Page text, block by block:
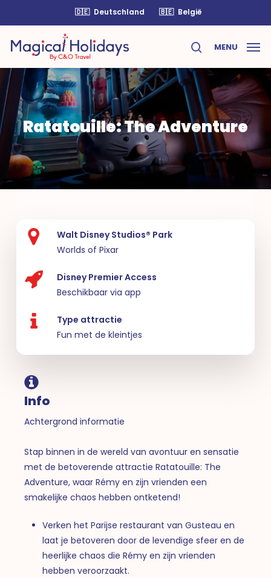
main
content
🇩🇪 Deutschland 🇧🇪 België
search
MENU
Ratatouille: The Adventure
Walt Disney Studios® Park
Worlds of Pixar
Disney Premier Access
Beschikbaar via app
Type attractie
Fun met de kleintjes
Info
Achtergrond informatie
Stap binnen in de wereld van avontuur en sensatie
met de betoverende attractie Ratatouille: The
Adventure, waar Rémy en zijn vrienden een
smakelijke chaos hebben ontketend!
Verken het Parijse restaurant van Gusteau en
laat je betoveren door de levendige sfeer en de
heerlijke chaos die Rémy en zijn vrienden
hebben veroorzaakt.